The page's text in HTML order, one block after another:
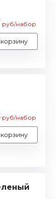
руб/набор
руб/набор